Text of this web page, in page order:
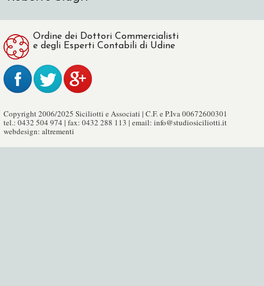
Ordine dei Dottori Commercialisti
e degli Esperti Contabili di Udine
Copyright 2006/2025 Siciliotti e Associati | C.F. e P.Iva 00672600301
tel.: 0432 504 974 | fax: 0432 288 113 | email: info@studiosiciliotti.it
webdesign: altrementi